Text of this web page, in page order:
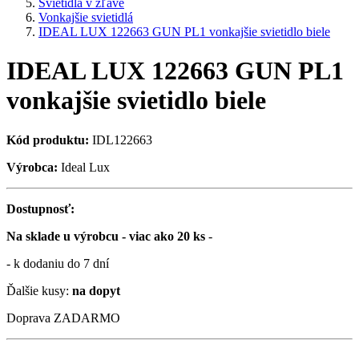
Svietidlá v zľave
Vonkajšie svietidlá
IDEAL LUX 122663 GUN PL1 vonkajšie svietidlo biele
IDEAL LUX 122663 GUN PL1
vonkajšie svietidlo biele
Kód produktu: IDL122663
Výrobca: Ideal Lux
Dostupnosť:
Na sklade u výrobcu - viac ako 20 ks -
- k dodaniu do 7 dní
Ďalšie kusy: na dopyt
Doprava ZADARMO